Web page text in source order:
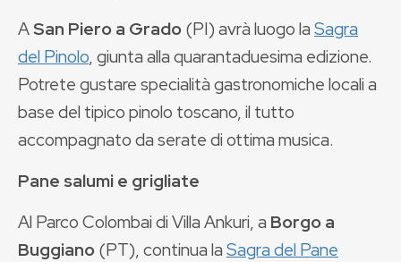
ASan Piero a Grado(PI) avrà luogo laSagra
del Pinolo, giunta alla quarantaduesima edizione.
Potrete gustare specialità gastronomiche locali a
base del tipico pinolo toscano, il tutto
accompagnato da serate di ottima musica.
Pane salumi e grigliate
Al Parco Colombai di Villa Ankuri, a Borgo a
Buggiano(PT), continua laSagra del Pane